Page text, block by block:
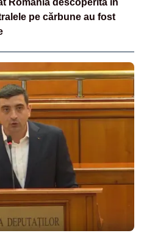
România descoperită în
pe cărbune au fost